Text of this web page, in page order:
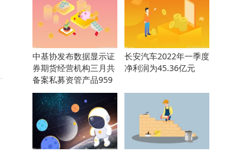
中基协发布数据显示证
券期货经营机构三月共
备案私募资管产品959
只
长安汽车2022年一季度
净利润为45.36亿元